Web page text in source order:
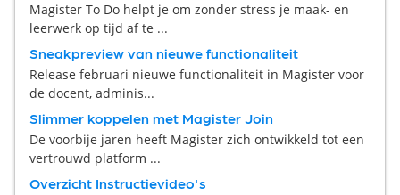
Magister To Do helpt je om zonder stress je maak- en
leerwerk op tijd af te ...
Sneakpreview van nieuwe functionaliteit
Release februari nieuwe functionaliteit in Magister voor
de docent, adminis...
Slimmer koppelen met Magister Join
De voorbije jaren heeft Magister zich ontwikkeld tot een
vertrouwd platform ...
Overzicht Instructievideo's